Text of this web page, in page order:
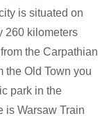
is situated on
260 kilometers
the Carpathian
the Old Town you
park in the
is Warsaw Train